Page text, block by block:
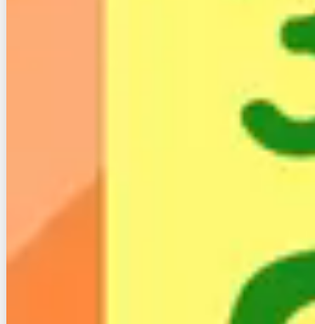
以降の手間については継続の場合と変わりませんね。
３−２． 乗り換え（解約新規）する場
続いて、乗り換える場合にかかる費用をまとめまし